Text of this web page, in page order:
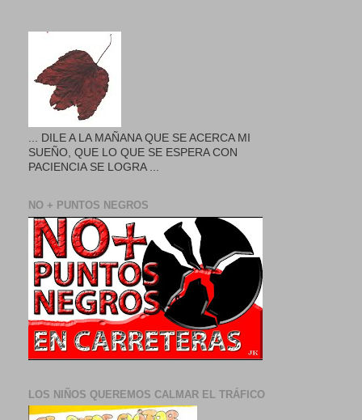
... DILE A LA MAÑANA QUE SE ACERCA MI
SUEÑO, QUE LO QUE SE ESPERA CON
PACIENCIA SE LOGRA ...
NO + PUNTOS NEGROS
LOS NIÑOS QUEREMOS CALMAR EL TRÁFICO